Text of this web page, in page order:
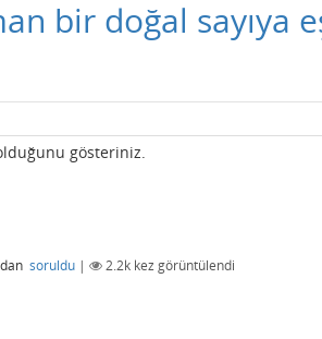
bir doğal sayıya
gösteriniz.
soruldu | 2.2k kez görüntülendi